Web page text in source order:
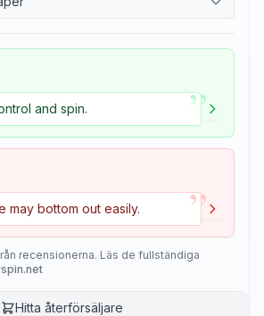
and spin. ”
may bottom out easily. ”
recensionerna. Läs de fullständiga
Hitta återförsäljare